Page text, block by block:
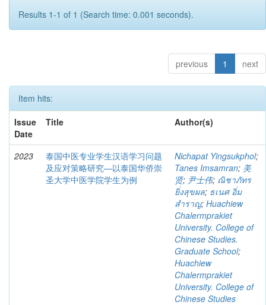
Results 1-1 of 1 (Search time: 0.001 seconds).
previous 1 next
Item hits:
Issue
Date
Title Author(s)
2023
泰国中医专业学生汉语学习问题
及应对策略研究—以泰国华侨崇
圣大学中医学院学生为例
Nichapat Yingsukphol;
Tanes Imsamran; 美
贤; 尹士伟; ณิชาภัทร
ยิ่งสุขผล; ธเนศ อิ่ม
สำราญ; Huachiew
Chalermprakiet
University. College of
Chinese Studies.
Graduate School;
Huachiew
Chalermprakiet
University. College of
Chinese Studies